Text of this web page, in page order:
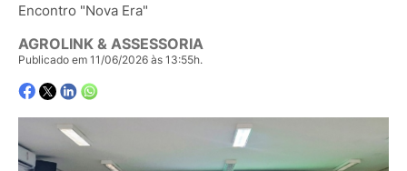
Encontro "Nova Era"
AGROLINK & ASSESSORIA
Publicado em 11/06/2026 às 13:55h.